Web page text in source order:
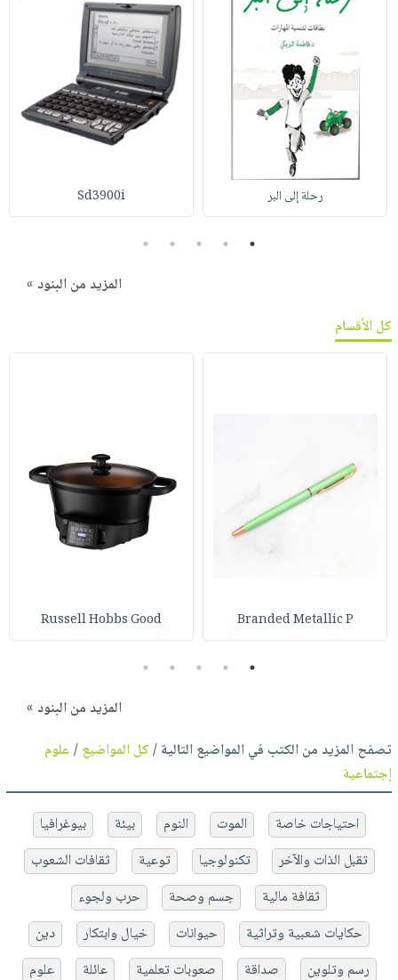
رحلة إلى البر Sd3900i
1
2
3
4
5
المزيد من البنود »
كل الأقسام
Branded Metallic P
Russell Hobbs Good
1
2
3
4
5
المزيد من البنود »
تصفح المزيد من الكتب في المواضيع التالية /كل المواضيع/علوم
إجتماعية
احتياجات خاصة الموت النوم بيئة
بيوغرافيا
تقبل الذات والآخر
تكنولوجيا توعية
ثقافات الشعوب
ثقافة مالية
جسم وصحة
حرب ولجوء
حكايات شعبية وتراثية
حيوانات خيال وابتكار
دين
رسم وتلوين
صداقة صعوبات تعلمية عائلة
علوم